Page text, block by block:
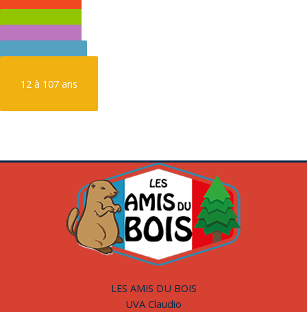
12 à 107 ans
LES AMIS DU BOIS
UVA Claudio